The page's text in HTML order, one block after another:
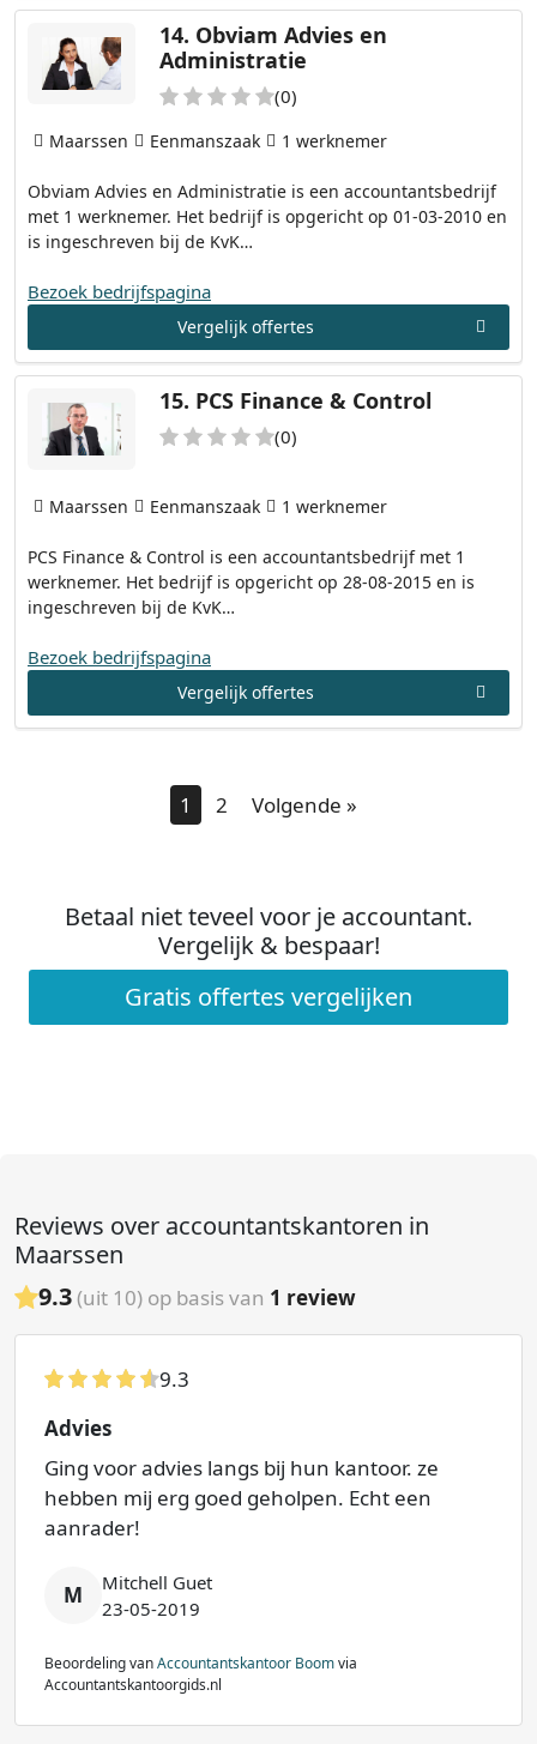
14. Obviam Advies en
Administratie
(0)
Obviam Advies en Administratie is een accountantsbedrijf
met 1 werknemer. Het bedrijf is opgericht op 01-03-2010 en
is ingeschreven bij de KvK…
Maarssen Eenmanszaak 1 werknemer
Bezoek bedrijfspagina
Vergelijk offertes
15. PCS Finance & Control
(0)
PCS Finance & Control is een accountantsbedrijf met 1
werknemer. Het bedrijf is opgericht op 28-08-2015 en is
ingeschreven bij de KvK…
Maarssen Eenmanszaak 1 werknemer
Bezoek bedrijfspagina
Vergelijk offertes
1 2 Volgende »
Betaal niet teveel voor je accountant.
Vergelijk & bespaar!
Gratis offertes vergelijken
Reviews over accountantskantoren in
Maarssen
9.3(uit 10) op basis van 1 review
9.3
Advies
Ging voor advies langs bij hun kantoor. ze
hebben mij erg goed geholpen. Echt een
aanrader!
M
Mitchell Guet
23-05-2019
Beoordeling vanAccountantskantoor Boomvia
Accountantskantoorgids.nl